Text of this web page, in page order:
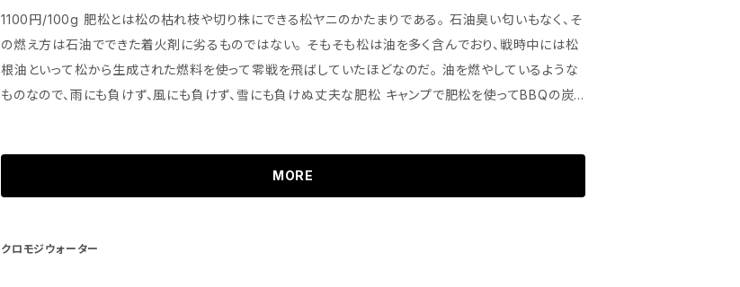
1100円/100g 肥松とは松の枯れ枝や切り株にできる松ヤニのかたまりである。 石油臭い匂いもなく、そ
の燃え方は石油でできた着火剤に劣るものではない。 そもそも松は油を多く含んでおり、戦時中には松
根油といって松から生成された燃料を使って零戦を飛ばしていたほどなのだ。 油を燃やしているような
ものなので、雨にも負けず、風にも負けず、雪にも負けぬ丈夫な肥松 キャンプで肥松を使ってBBQの炭
べてを森林再生事業に使わせていただきます（除:経費）。主に森林整備を通して得た山の恵みをおすそ
分けしています。https://yamasaku.vision
MORE
クロモジウォーター